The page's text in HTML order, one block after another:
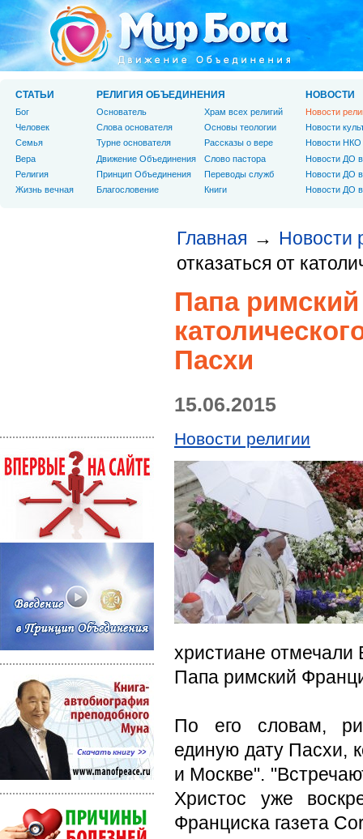
Главная → Новости
отказаться от
Папа римский
Пасхи
15.06.2015
Новости религии
христиане отмечали
Папа римский
По его словам,
единую дату Пасхи,
и Москве".
Христос уже
Франциска газета
СТАТЬИ
Бог
Человек
Cемья
Вера
Религия
Жизнь вечная
РЕЛИГИЯ ОБЪЕДИНЕНИЯ
Основатель
Слова основателя
Турне основателя
Движение Объединения
Принцип Объединения
Благословение
Храм всех религий
Основы теологии
Рассказы о вере
Слово пастора
Переводы служб
Книги
НОВОСТИ
Новости
Новости
Новости НКО
Новости ДО
Новости ДО
Новости ДО